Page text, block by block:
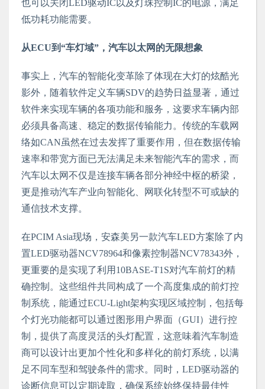
也可以关闭LED驱动IC以及灯珠控制IC的电源，满足
低功耗功能需要。
从ECU到“车灯域”，汽车以太网的无限想象
事实上，汽车的智能化变革除了体现在大灯的炫酷光
影外，随着软件定义车辆SDV的趋势日益显著，通过
软件来实现车辆的各项功能和服务，这要求车辆内部
必须具备高速、稳定的数据传输能力。传统的车载网
络如CAN虽然在过去发挥了重要作用，但在数据传输
速率和带宽方面已无法满足未来智能汽车的需求，而
汽车以太网不仅是连接车辆各部分神经中枢的桥梁，
更是推动汽车产业向智能化、网联化转型不可或缺的
通信技术支撑。
在PCIM Asia现场，安森美另一款汽车LED方案除了内
置LED驱动器NCV78964和像素控制器NCV78343外，
更重要的是实现了利用10BASE-T1S对汽车前灯的精
确控制。这些组件共同构成了一个高度集成的前灯控
制系统，能通过ECU-Light架构实现区域控制，包括每
个灯光功能都可以通过图形用户界面（GUI）进行控
制，提供了高度灵活的头灯配置，这意味着汽车制造
商可以设计出更加个性化和多样化的前灯系统，以满
足不同车型和驾驶条件的需求。同时，LED驱动器的
诊断信息可以定期读取，确保系统始终保持最佳性